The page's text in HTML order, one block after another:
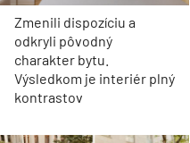
Zmenili dispozíciu a
odkryli pôvodný
charakter bytu.
Výsledkom je interiér plný
kontrastov